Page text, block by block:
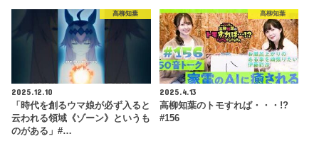
高柳知葉
2025.12.10
「時代を創るウマ娘が必ず入ると
云われる領域《ゾーン》というも
のがある」#…
高柳知葉
2025.4.13
高柳知葉のトモすれば・・・!?
#156